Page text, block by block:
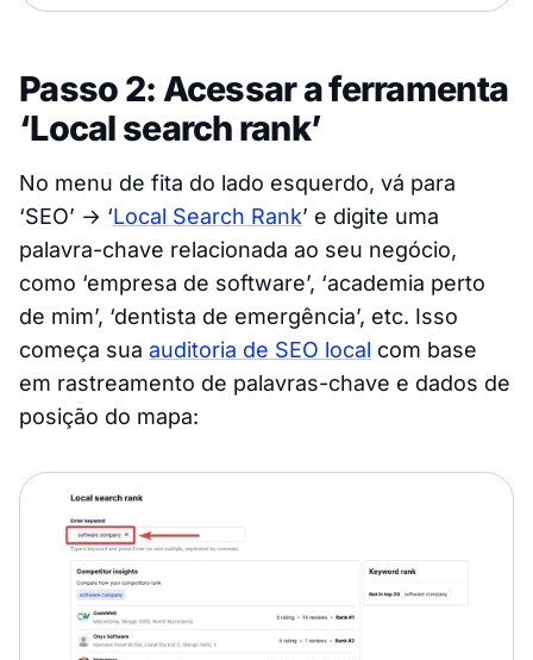
Passo 2: Acessar a ferramenta
‘Local search rank’
No menu de fita do lado esquerdo, vá para
‘SEO’ → ‘Local Search Rank’ e digite uma
palavra-chave relacionada ao seu negócio,
como ‘empresa de software’, ‘academia perto
de mim’, ‘dentista de emergência’, etc. Isso
começa sua auditoria de SEO local com base
em rastreamento de palavras-chave e dados de
posição do mapa: